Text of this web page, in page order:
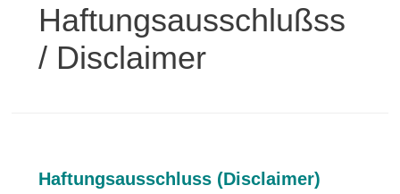
Haftungsausschlußss
/ Disclaimer
Haftungsausschluss (Disclaimer)